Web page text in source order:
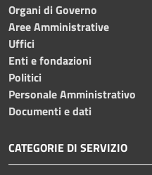
Organi di Governo
Aree Amministrative
Uffici
Enti e fondazioni
Politici
Personale Amministrativo
Documenti e dati
CATEGORIE DI SERVIZIO